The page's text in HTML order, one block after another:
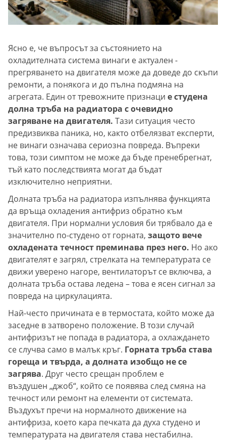
Ясно е, че въпросът за състоянието на
охладителната система винаги е актуален -
прегряването на двигателя може да доведе до скъпи
ремонти, а понякога и до пълна подмяна на
агрегата. Един от тревожните признаци е студена
долна тръба на радиатора с очевидно
загряване на двигателя. Тази ситуация често
предизвиква паника, но, както отбелязват експерти,
не винаги означава сериозна повреда. Въпреки
това, този симптом не може да бъде пренебрегнат,
тъй като последствията могат да бъдат
изключително неприятни.
Долната тръба на радиатора изпълнява функцията
да връща охладения антифриз обратно към
двигателя. При нормални условия би трябвало да е
значително по-студено от горната, защото вече
охладената течност преминава през него. Но ако
двигателят е загрял, стрелката на температурата се
движи уверено нагоре, вентилаторът се включва, а
долната тръба остава ледена – това е ясен сигнал за
повреда на циркулацията.
Най-често причината е в термостата, който може да
заседне в затворено положение. В този случай
антифризът не попада в радиатора, а охлаждането
се случва само в малък кръг. Горната тръба става
гореща и твърда, а долната изобщо не се
загрява. Друг често срещан проблем е
въздушен „джоб“, който се появява след смяна на
течност или ремонт на елементи от системата.
Въздухът пречи на нормалното движение на
антифриза, което кара печката да духа студено и
температурата на двигателя става нестабилна.